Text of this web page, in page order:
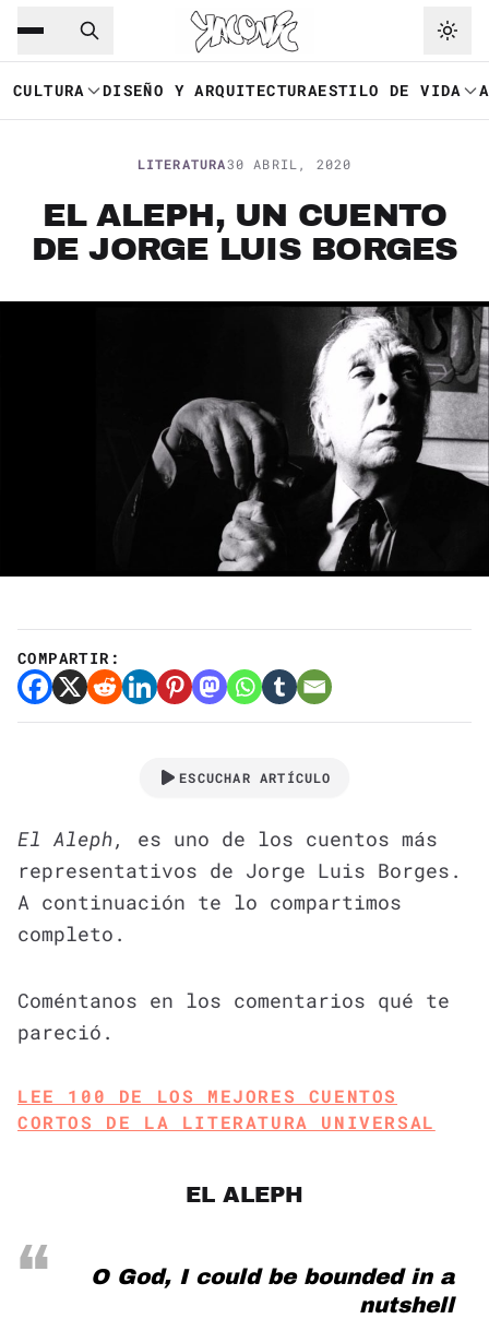
Saltar al contenido principal
CULTURA DISEÑO Y ARQUITECTURAESTILO DE VIDA
LITERATURA30 ABRIL, 2020
EL ALEPH, UN CUENTO
DE JORGE LUIS BORGES
COMPARTIR:
ESCUCHAR ARTÍCULO
El Aleph,
es uno de los cuentos más
representativos de Jorge Luis Borges.
A continuación te lo compartimos
completo.
Coméntanos en los comentarios qué te
pareció.
LEE 100 DE LOS MEJORES CUENTOS
CORTOS DE LA LITERATURA UNIVERSAL
EL ALEPH
O God, I could be bounded in a
nutshell